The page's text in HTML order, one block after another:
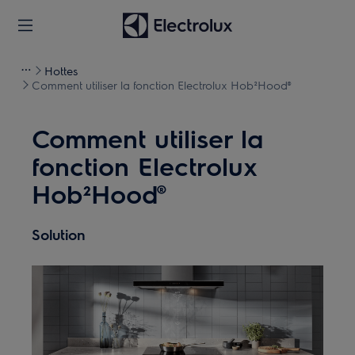
Hottes
Comment utiliser la fonction Electrolux Hob²Hood®
Comment utiliser la
fonction Electrolux
Hob²Hood®
Solution